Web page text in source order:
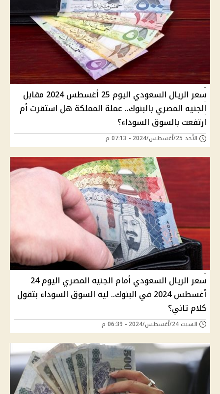
سعر الريال السعودي اليوم 25 أغسطس 2024 مقابل
الجنيه المصري بالبنوك.. عملة المملكة هل استقرت أم
ارتفعت بالسوق السوداء؟
الأحد 25/أغسطس/2024 - 07:13 م
سعر الريال السعودي أمام الجنيه المصري اليوم 24
أغسطس 2024 في البنوك.. ليه السوق السوداء بتقول
كلام تاني؟
السبت 24/أغسطس/2024 - 06:39 م